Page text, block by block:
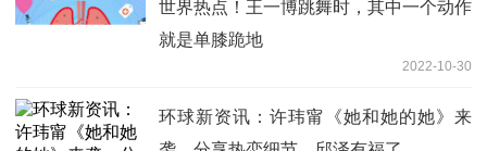
世界热点！王一博跳舞时，其中一个动作
就是单膝跪地
2022-10-30
环球新资讯：许玮甯《她和她的她》来